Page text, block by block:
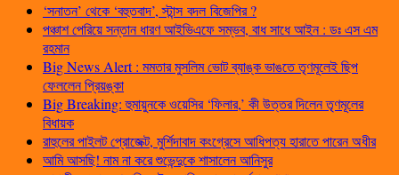
‘সনাতন’ থেকে ‘বহুতবাদ’, স্টান্স বদল বিজেপির ?
পঞ্চাশ পেরিয়ে সন্তান ধারণ আইভিএফে সম্ভব, বাধ সাধে আইন : ডঃ এস এম
রহমান
Big News Alert : মমতার মুসলিম ভোট ব্যাঙ্ক ভাঙতে তৃণমূলেই ছিপ
ফেললেন প্রিয়ঙ্কা
Big Breaking: হুমায়ুনকে ওয়েসির ‘ফিলার,’ কী উত্তর দিলেন তৃণমূলের
বিধায়ক
রাহুলের পাইলট প্রোজেক্ট, মুর্শিদাবাদ কংগ্রেসে আধিপত্য হারাতে পারেন অধীর
আমি আসছি! নাম না করে শুভেন্দুকে শাসালেন আনিসুর